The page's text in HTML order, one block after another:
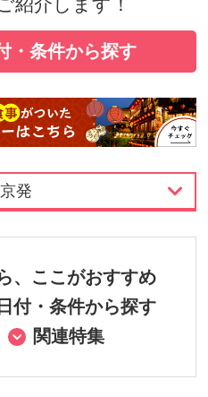
紹介します！
・条件から探す
発
発
屋発
発
、ここがおすすめ
付・条件から探す
関連特集